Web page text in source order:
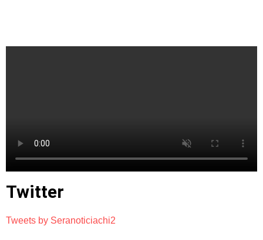
Twitter
Tweets by Seranoticiachi2